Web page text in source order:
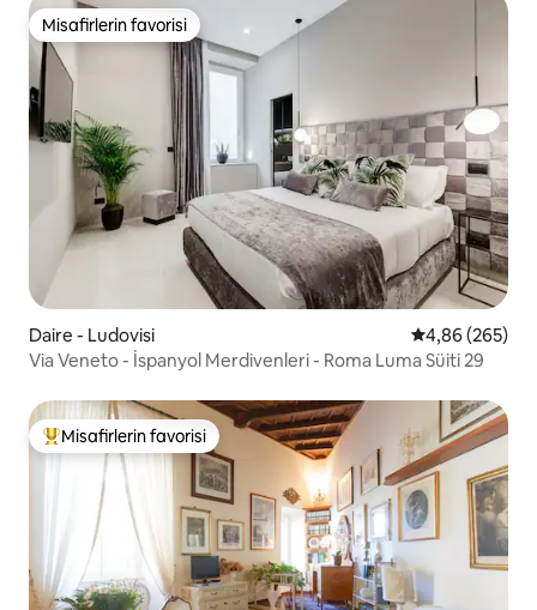
Misafirlerin favorisi
Misafirlerin favorisi
Daire - Ludovisi 5 üzerinden
4,86 (265)
Via Veneto - İspanyol Merdivenleri - Roma Luma Süiti 29
Misafirlerin favorilerinden en beğenilenler arasında
Misafirlerin favorisi